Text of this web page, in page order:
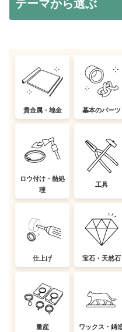
テーマから選ぶ
貴金属・地金 基本のパーツ
ロウ付け・熱処
理
工具
仕上げ 宝石・天然石
量産 ワックス・鋳